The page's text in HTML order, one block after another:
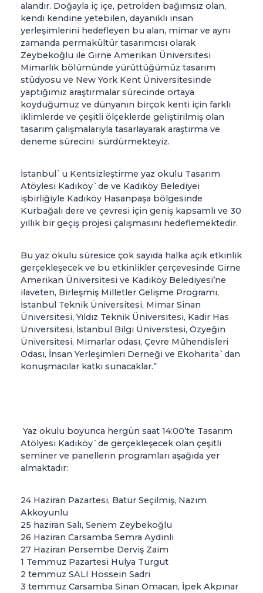
alandır. Doğayla iç içe, petrolden bağımsız olan,
kendi kendine yetebilen, dayanıklı insan
yerleşimlerini hedefleyen bu alan, mimar ve aynı
zamanda permakültür tasarımcısı olarak
Zeybekoğlu ile Girne Amerikan Üniversitesi
Mimarlık bölümünde yürüttüğümüz tasarım
stüdyosu ve New York Kent Üniversitesinde
yaptığımız araştırmalar sürecinde ortaya
koyduğumuz ve dünyanın birçok kenti için farklı
iklimlerde ve çeşitli ölçeklerde geliştirilmiş olan
tasarım çalışmalarıyla tasarlayarak araştırma ve
deneme sürecini sürdürmekteyiz.
İstanbul`u Kentsizleştirme yaz okulu Tasarım
Atöylesi Kadıköy`de ve Kadıköy Belediyei
işbirliğiyle Kadıköy Hasanpaşa bölgesinde
Kurbağalı dere ve çevresi için geniş kapsamlı ve 30
yıllık bir geçiş projesi çalışmasını hedeflemektedir.
Bu yaz okulu süresice çok sayıda halka açık etkinlik
gerçekleşecek ve bu etkinlikler çerçevesinde Girne
Amerikan Üniversitesi ve Kadıköy Belediyesi’ne
ilaveten, Birleşmiş Milletler Gelişme Programı,
İstanbul Teknik Üniversitesi, Mimar Sinan
Üniversitesi, Yıldız Teknik Üniversitesi, Kadir Has
Üniversitesi, İstanbul Bilgi Üniverstesi, Özyeğin
Üniversitesi, Mimarlar odası, Çevre Mühendisleri
Odası, İnsan Yerleşimleri Derneği ve Ekoharita`dan
konuşmacılar katkı sunacaklar.”
Yaz okulu boyunca hergün saat 14:00’te Tasarım
Atölyesi Kadıköy`de gerçekleşecek olan çeşitli
seminer ve panellerin programları aşağıda yer
almaktadır:
24 Haziran Pazartesi, Batur Seçilmiş, Nazım
Akkoyunlu
25 haziran Salı, Senem Zeybekoğlu
26 Haziran Carsamba Semra Aydinli
27 Haziran Persembe Derviş Zaim
1 Temmuz Pazartesi Hulya Turgut
2 temmuz SALI Hossein Sadri
3 temmuz Carsamba Sinan Omacan, İpek Akpınar